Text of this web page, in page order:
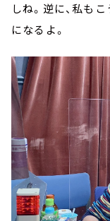
しね。逆に、私も
になるよ。